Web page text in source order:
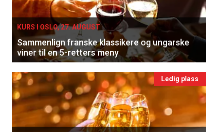
×
Få ukentlige nyhetsbrev fra
Apéritif
Vi tilbyr flere ukentlige nyhetsbrev. Du
kan fritt velge hvilke du ønsker å få
KURS I OSLO, 27. AUGUST
Sammenlign franske klassikere og ungarske
viner til en 5-retters meny
Ledig plass